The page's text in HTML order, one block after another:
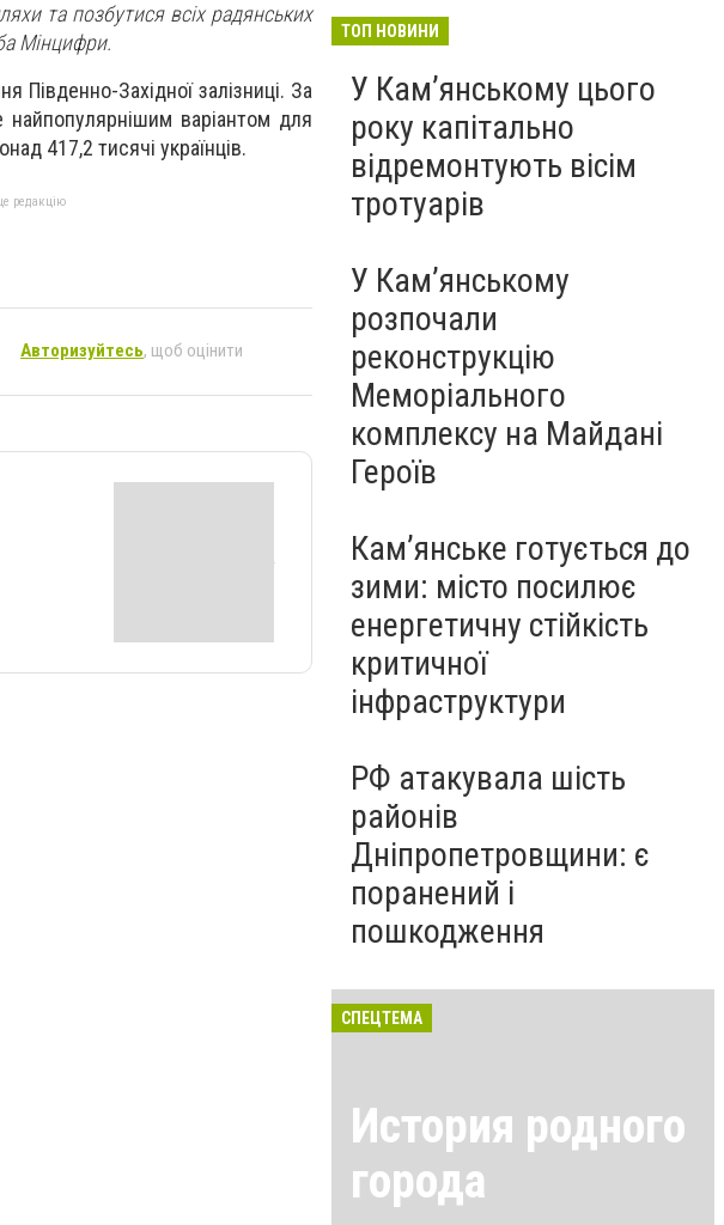
та позбутися всіх радянських
Мінцифри.
Південно-Західної залізниці. За
варіантом для
417,2 тисячі українців.
редакцію
Авторизуйтесь, щоб оцінити
ТОП НОВИНИ
У Кам’янському цього
року капітально
відремонтують вісім
тротуарів
У Кам’янському
розпочали
реконструкцію
Меморіального
комплексу на Майдані
Героїв
Кам’янське готується до
зими: місто посилює
енергетичну стійкість
критичної
інфраструктури
РФ атакувала шість
районів
Дніпропетровщини: є
поранений і
пошкодження
СПЕЦТЕМА
История родного
города